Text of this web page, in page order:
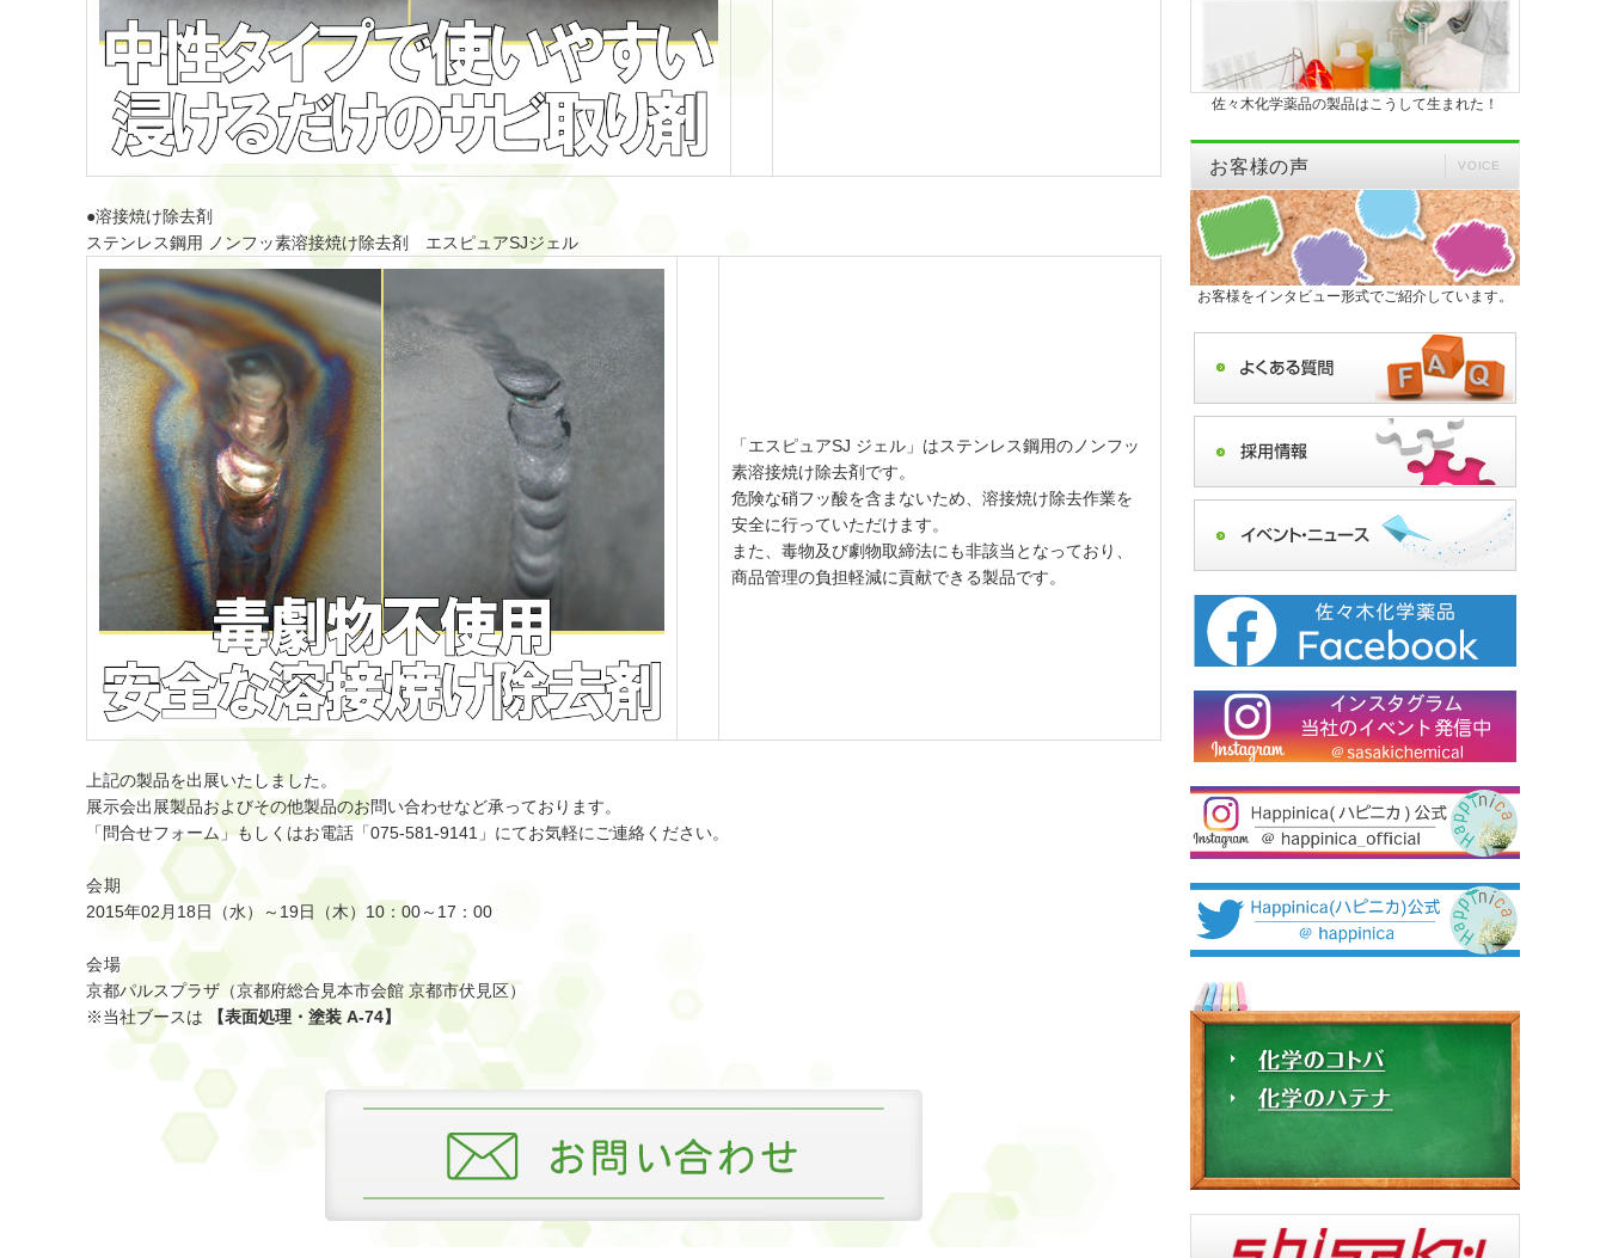
●溶接焼け除去剤
ステンレス鋼用 ノンフッ素溶接焼け除去剤 エスピュアSJジェル
「エスピュアSJ ジェル」はステンレス鋼用のノンフッ
素溶接焼け除去剤です。
危険な硝フッ酸を含まないため、溶接焼け除去作業を
安全に行っていただけます。
また、毒物及び劇物取締法にも非該当となっており、
商品管理の負担軽減に貢献できる製品です。
上記の製品を出展いたしました。
展示会出展製品およびその他製品のお問い合わせなど承っております。
「 問合せフォーム」もしくはお電話「075-581-9141」にてお気軽にご連絡ください。
会期
2015年02月18日（水）～19日（木）10：00～17：00
会場
京都パルスプラザ（京都府総合見本市会館 京都市伏見区）
※当社ブースは 【表面処理・塗装 A-74】
佐々木化学薬品の製品はこうして生まれた！
お客様の声 VOICE
お客様をインタビュー形式でご紹介しています。